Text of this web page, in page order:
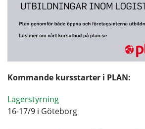
Kommande kursstarter i PLAN:
Lagerstyrning
16-17/9 i Göteborg